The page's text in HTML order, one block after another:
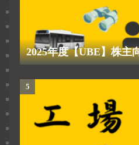
2025年度【UBE】株主